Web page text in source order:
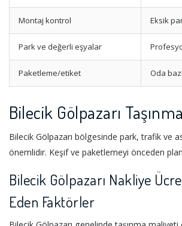
Montaj kontrol Eksik
Park ve değerli eşyalar
Paketleme/etiket Oda
Bilecik Gölpazarı
Bilecik Gölpazarı bölgesinde park, trafik ve
önemlidir. Keşif ve paketlemeyi önceden
Bilecik Gölpazarı Nakliye
Eden Faktörler